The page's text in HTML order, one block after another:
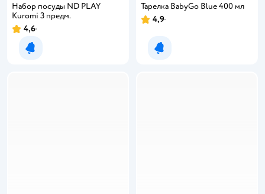
Набор посуды ND PLAY
Kuromi 3 предм.
4,6
Уведомить о появлении
Тарелка BabyGo Blue 400 мл
4,9
Уведомить о появлении